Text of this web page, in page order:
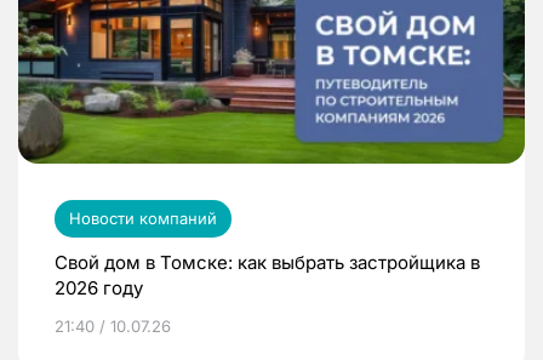
Новости компаний
Свой дом в Томске: как выбрать застройщика в
2026 году
21:40 / 10.07.26